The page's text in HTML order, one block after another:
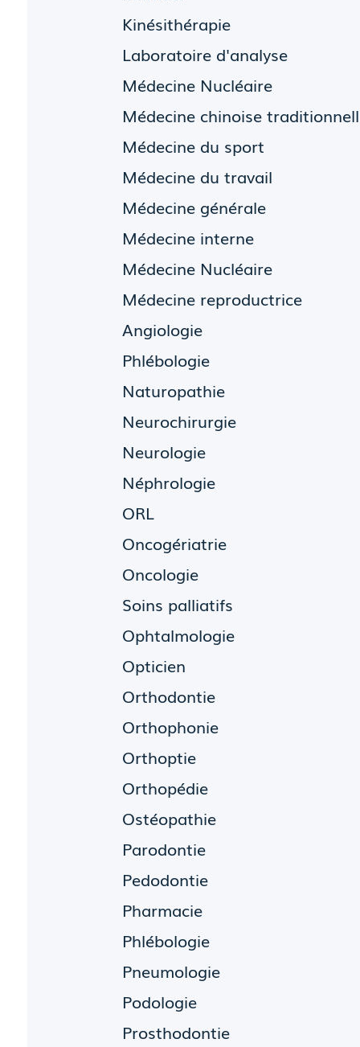
Kinésithérapie
Laboratoire d'analyse
Médecine Nucléaire
Médecine chinoise
Médecine du sport
Médecine du travail
Médecine générale
Médecine interne
Médecine Nucléaire
Médecine reproductrice
Angiologie
Phlébologie
Naturopathie
Neurochirurgie
Neurologie
Néphrologie
ORL
Oncogériatrie
Oncologie
Soins palliatifs
Ophtalmologie
Opticien
Orthodontie
Orthophonie
Orthoptie
Orthopédie
Ostéopathie
Parodontie
Pedodontie
Pharmacie
Phlébologie
Pneumologie
Podologie
Prosthodontie